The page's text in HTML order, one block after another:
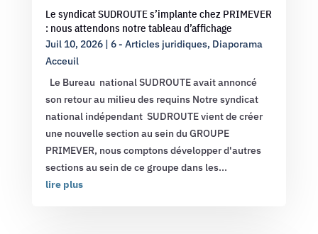
Le syndicat SUDROUTE s’implante chez PRIMEVER
: nous attendons notre tableau d’affichage
Juil 10, 2026| 6 - Articles juridiques, Diaporama
Acceuil
Le Bureau national SUDROUTE avait annoncé
son retour au milieu des requins Notre syndicat
national indépendant SUDROUTE vient de créer
une nouvelle section au sein du GROUPE
PRIMEVER, nous comptons développer d'autres
sections au sein de ce groupe dans les...
lire plus